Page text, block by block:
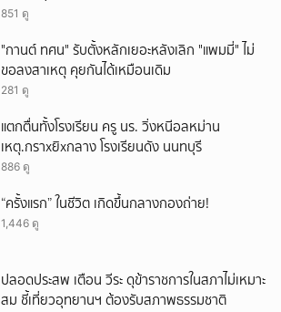
851 ดู
"กานต์ ทศน" รับตั้งหลักเยอะหลังเลิก "แพมมี่" ไม่
ขอลงสาเหตุ คุยกันได้เหมือนเดิม
281 ดู
แตกตื่นทั้งโรงเรียน ครู นร. วิ่งหนีอลหม่าน
เหตุ.กราxยิxกลาง โรงเรียนดัง นนทบุรี
886 ดู
“ครั้งแรก” ในชีวิต เกิดขึ้นกลางกองถ่าย!
1,446 ดู
ปลอดประสพ เตือน วีระ ดุข้าราชการในสภาไม่เหมาะ
สม ชี้เที่ยวอุทยานฯ ต้องรับสภาพธรรมชาติ
ยกเลิก